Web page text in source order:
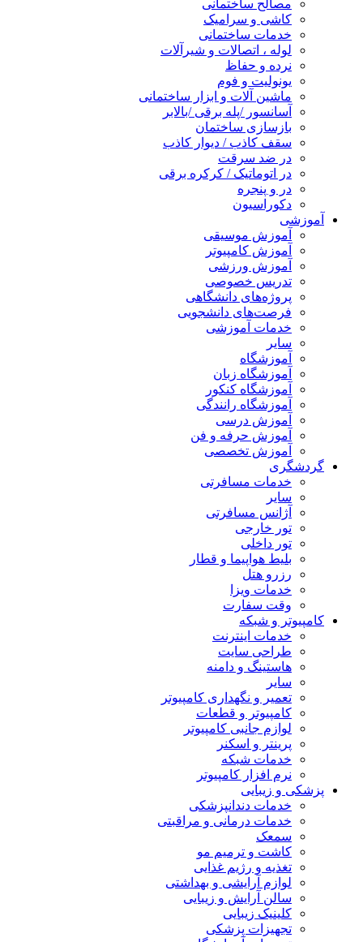
مصالح ساختمانی
کاشی و سرامیک
خدمات ساختمانی
لوله ، اتصالات و شیرآلات
نرده و حفاظ
یونولیت و فوم
ماشین آلات و ابزار ساختمانی
آسانسور /پله برقی /بالابر
بازسازی ساختمان
سقف کاذب / دیوار کاذب
در ضد سرقت
در اتوماتیک / کرکره برقی
در و پنجره
دکوراسیون
آموزشی
آموزش موسیقی
آموزش کامپیوتر
آموزش ورزشی
تدریس خصوصی
پروژه‌های دانشگاهی
فرصت‌های دانشجویی
خدمات آموزشی
سایر
آموزشگاه
آموزشگاه زبان
آموزشگاه کنکور
آموزشگاه رانندگی
آموزش درسی
آموزش حرفه و فن
آموزش تخصصی
گردشگری
خدمات مسافرتی
سایر
آژانس مسافرتی
تور خارجی
تور داخلی
بلیط هواپیما و قطار
رزرو هتل
خدمات ویزا
وقت سفارت
کامپیوتر و شبکه
خدمات اینترنت
طراحی سایت
هاستینگ و دامنه
سایر
تعمیر و نگهداری کامپیوتر
کامپیوتر و قطعات
لوازم جانبی کامپیوتر
پرینتر و اسکنر
خدمات شبکه
نرم افزار کامپیوتر
پزشکی و زیبایی
خدمات دندانپزشکی
خدمات درمانی و مراقبتی
سمعک
کاشت و ترمیم مو
تغذیه و رژیم غذایی
لوازم آرایشی و بهداشتی
سالن آرایش و زیبایی
کلینیک زیبایی
تجهیزات پزشکی